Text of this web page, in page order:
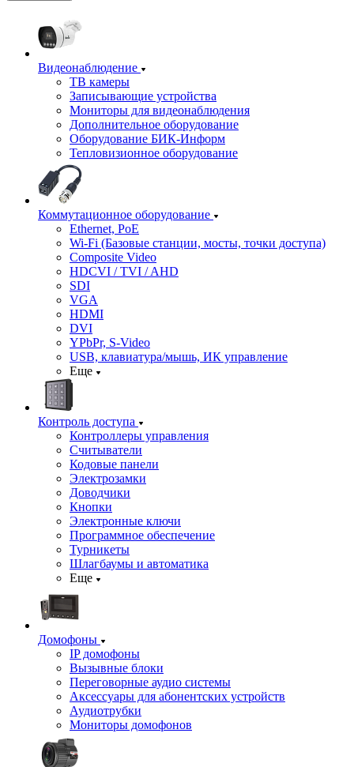
Видеонаблюдение
ТВ камеры
Записывающие устройства
Мониторы для видеонаблюдения
Дополнительное оборудование
Оборудование БИК-Информ
Тепловизионное оборудование
Коммутационное оборудование
Ethernet, PoE
Wi-Fi (Базовые станции, мосты, точки доступа)
Composite Video
HDCVI / TVI / AHD
SDI
VGA
HDMI
DVI
YPbPr, S-Video
USB, клавиатура/мышь, ИК управление
Еще
Контроль доступа
Контроллеры управления
Считыватели
Кодовые панели
Электрозамки
Доводчики
Кнопки
Электронные ключи
Программное обеспечение
Турникеты
Шлагбаумы и автоматика
Еще
Домофоны
IP домофоны
Вызывные блоки
Переговорные аудио системы
Аксессуары для абонентских устройств
Аудиотрубки
Мониторы домофонов